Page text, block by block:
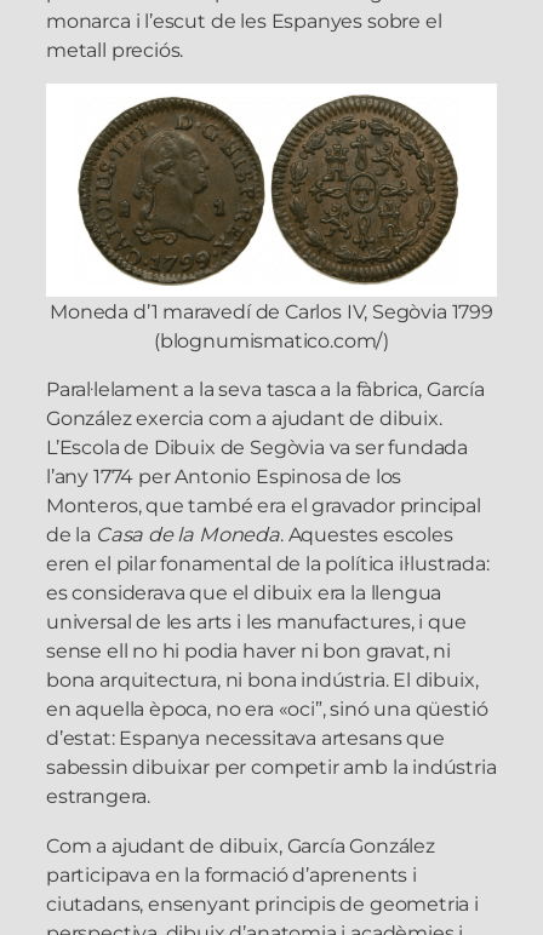
monarca i l’escut de les Espanyes sobre el
metall preciós.
Moneda d’1 maravedí de Carlos IV, Segòvia 1799
(blognumismatico.com/)
Paral·lelament a la seva tasca a la fàbrica, García
González exercia com a ajudant de dibuix.
L’Escola de Dibuix de Segòvia va ser fundada
l’any 1774 per Antonio Espinosa de los
Monteros, que també era el gravador principal
de la Casa de la Moneda. Aquestes escoles
eren el pilar fonamental de la política il·lustrada:
es considerava que el dibuix era la llengua
universal de les arts i les manufactures, i que
sense ell no hi podia haver ni bon gravat, ni
bona arquitectura, ni bona indústria. El dibuix,
en aquella època, no era «oci”, sinó una qüestió
d’estat: Espanya necessitava artesans que
sabessin dibuixar per competir amb la indústria
estrangera.
Com a ajudant de dibuix, García González
participava en la formació d’aprenents i
ciutadans, ensenyant principis de geometria i